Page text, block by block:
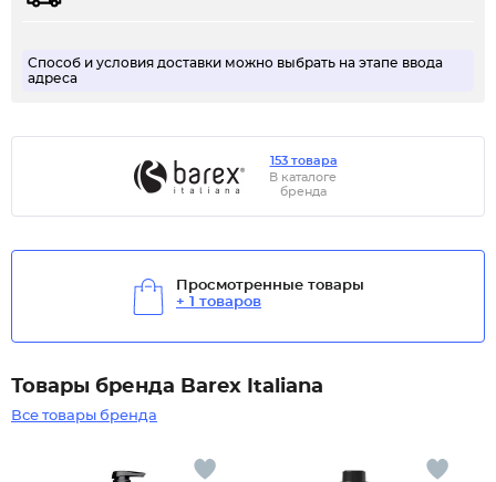
Способ и условия доставки можно выбрать на этапе ввода
адреса
153 товара
В каталоге
бренда
Просмотренные товары
+ 1 товаров
Товары бренда Barex Italiana
Все товары бренда